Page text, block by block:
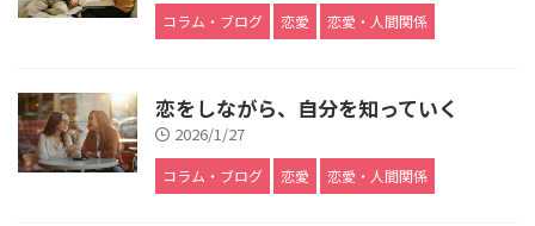
コラム・ブログ 恋愛 恋愛・人間関係
恋をしながら、自分を知っていく
2026/1/27
コラム・ブログ 恋愛 恋愛・人間関係